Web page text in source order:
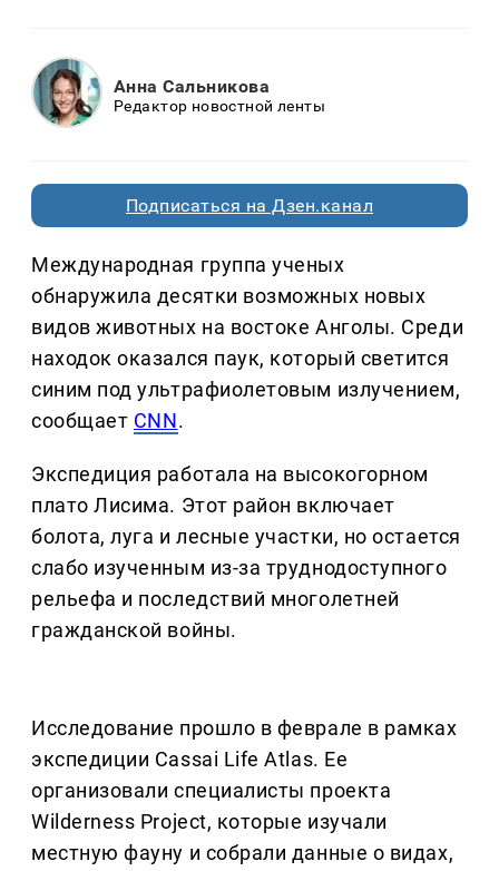
Анна Сальникова
Редактор новостной ленты
Подписаться на Дзен.канал
Международная группа ученых
обнаружила десятки возможных новых
видов животных на востоке Анголы. Среди
находок оказался паук, который светится
синим под ультрафиолетовым излучением,
сообщает CNN.
Экспедиция работала на высокогорном
плато Лисима. Этот район включает
болота, луга и лесные участки, но остается
слабо изученным из-за труднодоступного
рельефа и последствий многолетней
гражданской войны.
Исследование прошло в феврале в рамках
экспедиции Cassai Life Atlas. Ее
организовали специалисты проекта
Wilderness Project, которые изучали
местную фауну и собрали данные о видах,